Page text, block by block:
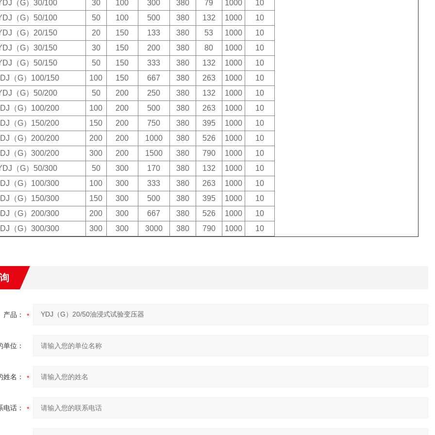
（G）30/100
30 100 300 380 79 1000
10
（G）50/100
50 100 500 380 132 1000
10
（G）20/150
20 150 133 380 53 1000
10
（G）30/150
30 150 200 380 80 1000
10
（G）50/150
50 150 333 380 132 1000
10
（G）100/150
100 150 667 380 263 1000
10
（G）50/200
50 200 250 380 132 1000
10
（G）100/200
100 200 500 380 263 1000
10
（G）150/200
150 200 750 380 395 1000
10
（G）200/200
200 200 1000 380 526 1000
10
（G）300/200
300 200 1500 380 790 1000
10
（G）50/300
50 300 170 380 132 1000
10
（G）100/300
100 300 333 380 263 1000
10
（G）150/300
150 300 500 380 395 1000
10
（G）200/300
200 300 667 380 526 1000
10
（G）300/300
300 300 3000 380 790 1000 10
产品：
单位：
姓名：
电话：